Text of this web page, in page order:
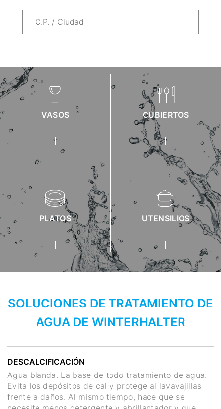
VASOS CUBIERTOS
PLATOS UTENSILIOS
SOLUCIONES DE TRATAMIENTO DE
AGUA DE WINTERHALTER
DESCALCIFICACIÓN
Agua blanda. La base de todo tratamiento de agua.
Evita los depósitos de cal y protege al lavavajillas
frente a daños. Al mismo tiempo, hace que se